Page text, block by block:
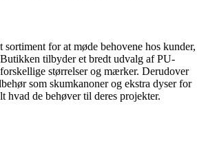
sortiment for at møde behovene hos kunder,
tilbyder et bredt udvalg af PU-
størrelser og mærker. Derudover
som skumkanoner og ekstra dyser for
hvad de behøver til deres projekter.